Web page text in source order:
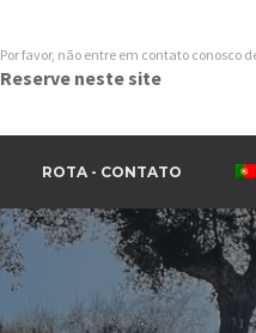
Por favor, não entre em contato conosco
Reserve neste site
ROTA - CONTATO